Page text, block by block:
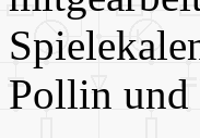
Pollin und